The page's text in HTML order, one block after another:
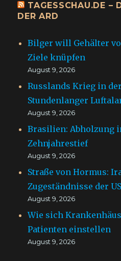
TAGESSCHAU.DE –
DER ARD
Bilger will Gehälter
Ziele knüpfen
August 9, 2026
Russlands Krieg in
Stundenlanger
August 9, 2026
Brasilien: Abholzung
Zehnjahrestief
August 9, 2026
Straße von Hormus:
Zugeständnisse der
August 9, 2026
Wie sich
Patienten einstellen
August 9, 2026